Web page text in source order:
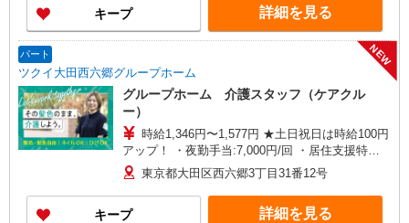
キープ 詳細を見る
パート
ツクイ大田西六郷グループホーム
NEW
グループホーム 介護スタッフ（ケアクル
ー）
時給1,346円〜1,577円 ★土日祝日は時給100円
アップ！ ・夜勤手当:7,000円/回 ・居住支援特別
手当:120円/時間含む ※給与幅は資格・経験等によ
る
東京都大田区西六郷3丁目31番12号
キープ 詳細を見る